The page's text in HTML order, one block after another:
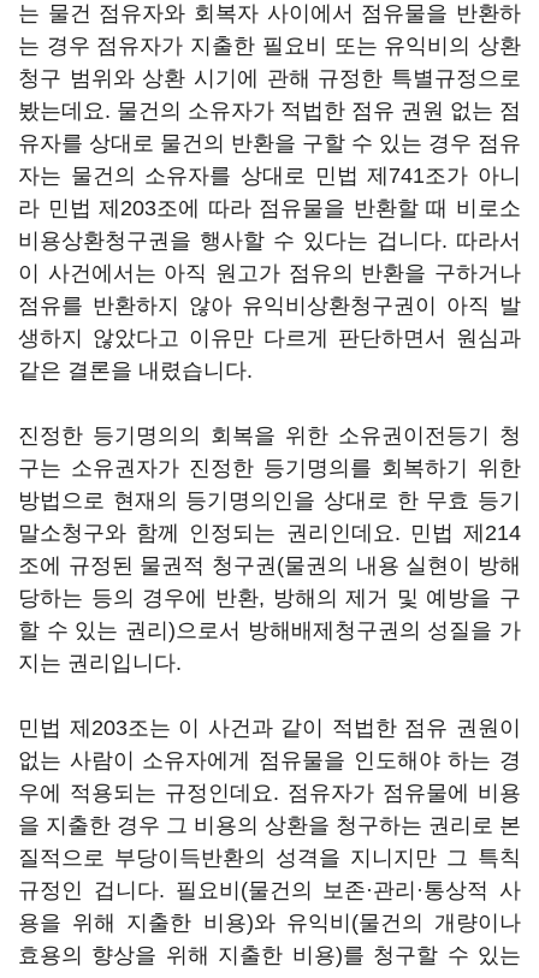
는 물건 점유자와 회복자 사이에서 점유물을 반환하
는 경우 점유자가 지출한 필요비 또는 유익비의 상환
청구 범위와 상환 시기에 관해 규정한 특별규정으로
봤는데요. 물건의 소유자가 적법한 점유 권원 없는 점
유자를 상대로 물건의 반환을 구할 수 있는 경우 점유
자는 물건의 소유자를 상대로 민법 제741조가 아니
라 민법 제203조에 따라 점유물을 반환할 때 비로소
비용상환청구권을 행사할 수 있다는 겁니다. 따라서
이 사건에서는 아직 원고가 점유의 반환을 구하거나
점유를 반환하지 않아 유익비상환청구권이 아직 발
생하지 않았다고 이유만 다르게 판단하면서 원심과
같은 결론을 내렸습니다.
진정한 등기명의의 회복을 위한 소유권이전등기 청
구는 소유권자가 진정한 등기명의를 회복하기 위한
방법으로 현재의 등기명의인을 상대로 한 무효 등기
말소청구와 함께 인정되는 권리인데요. 민법 제214
조에 규정된 물권적 청구권(물권의 내용 실현이 방해
당하는 등의 경우에 반환, 방해의 제거 및 예방을 구
할 수 있는 권리)으로서 방해배제청구권의 성질을 가
지는 권리입니다.
민법 제203조는 이 사건과 같이 적법한 점유 권원이
없는 사람이 소유자에게 점유물을 인도해야 하는 경
우에 적용되는 규정인데요. 점유자가 점유물에 비용
을 지출한 경우 그 비용의 상환을 청구하는 권리로 본
질적으로 부당이득반환의 성격을 지니지만 그 특칙
규정인 겁니다. 필요비(물건의 보존·관리·통상적 사
용을 위해 지출한 비용)와 유익비(물건의 개량이나
효용의 향상을 위해 지출한 비용)를 청구할 수 있는